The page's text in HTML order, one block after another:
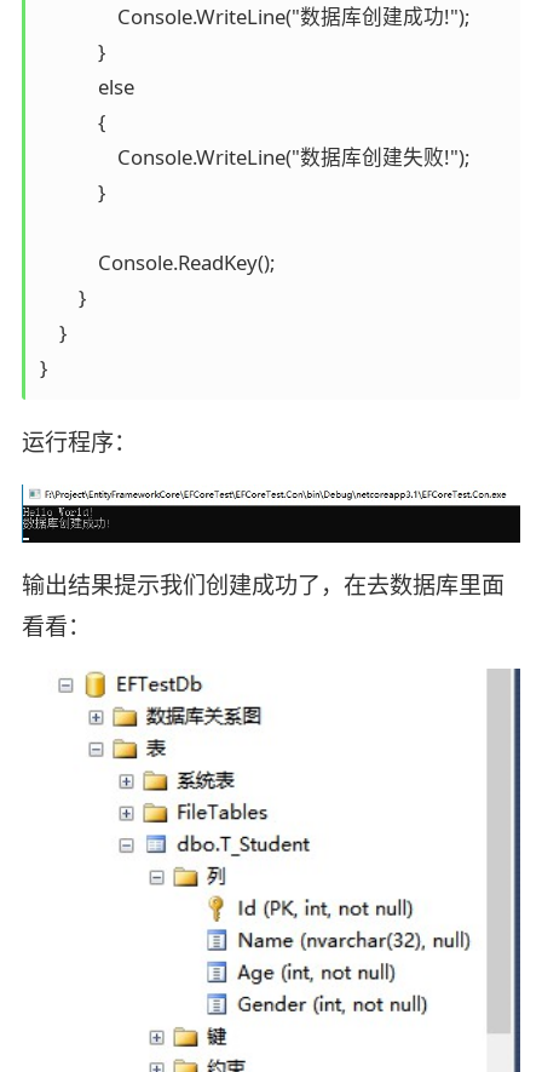
                Console.WriteLine("数据库创建成功!");
            }
            else
            {
                Console.WriteLine("数据库创建失败!");
            }
            Console.ReadKey();
        }
    }
}
运行程序：
输出结果提示我们创建成功了，在去数据库里面
看看：